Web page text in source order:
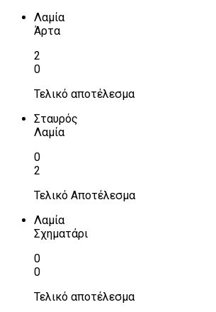
Λαμία
Άρτα
2
0
Τελικό αποτέλεσμα
Σταυρός
Λαμία
0
2
Τελικό Αποτέλεσμα
Λαμία
Σχηματάρι
0
0
Τελικό αποτέλεσμα